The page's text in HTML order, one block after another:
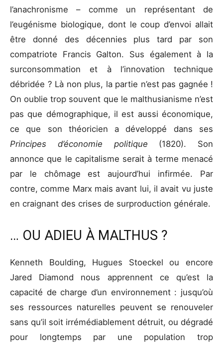
l’anachronisme – comme un représentant de
l’eugénisme biologique, dont le coup d’envoi allait
être donné des décennies plus tard par son
compatriote Francis Galton. Sus également à la
surconsommation et à l’innovation technique
débridée ? Là non plus, la partie n’est pas gagnée !
On oublie trop souvent que le malthusianisme n’est
pas que démographique, il est aussi économique,
ce que son théoricien a développé dans ses
Principes d’économie politique (1820). Son
annonce que le capitalisme serait à terme menacé
par le chômage est aujourd’hui infirmée. Par
contre, comme Marx mais avant lui, il avait vu juste
en craignant des crises de surproduction générale.
… OU ADIEU À MALTHUS ?
Kenneth Boulding, Hugues Stoeckel ou encore
Jared Diamond nous apprennent ce qu’est la
capacité de charge d’un environnement : jusqu’où
ses ressources naturelles peuvent se renouveler
sans qu’il soit irrémédiablement détruit, ou dégradé
pour longtemps par une population trop